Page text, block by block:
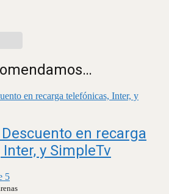
en recarga
y SimpleTv
5